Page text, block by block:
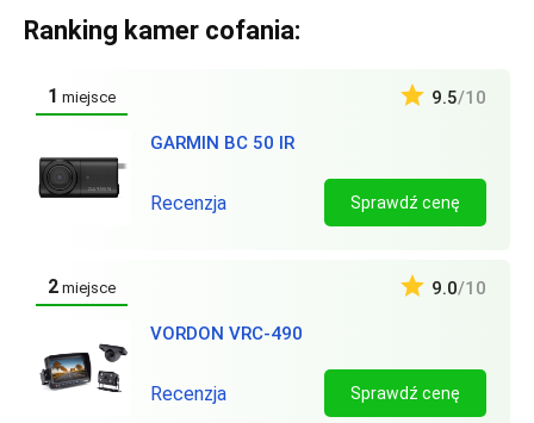
Ranking kamer cofania:
1 miejsce
GARMIN BC 50 IR
9.5/10
Recenzja Sprawdź cenę
2 miejsce
VORDON VRC-490
9.0/10
Recenzja Sprawdź cenę